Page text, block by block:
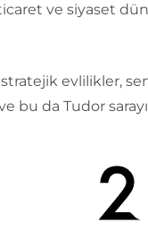
ve siyaset
evlilikler,
bu da Tudor